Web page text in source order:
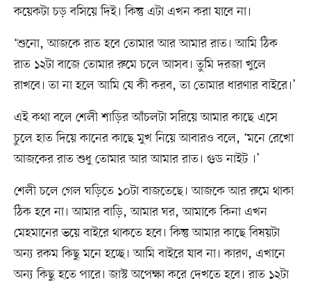
কয়েকটা চড় বসিয়ে দিই। কিন্তু এটা এখন করা যাবে না।
‘শুনো, আজকে রাত হবে তোমার আর আমার রাত। আমি ঠিক
রাত ১২টা বাজে তোমার রুমে চলে আসব। তুমি দরজা খুলে
রাখবে। তা না হলে আমি যে কী করব, তা তোমার ধারণার বাইরে।’
এই কথা বলে শেলী শাড়ির আঁচলটা সরিয়ে আমার কাছে এসে
চুলে হাত দিয়ে কানের কাছে মুখ নিয়ে আবারও বলে, ‘মনে রেখো
আজকের রাত শুধু তোমার আর আমার রাত। গুড নাইট ।’
শেলী চলে গেল ঘড়িতে ১০টা বাজতেছে। আজকে আর রুমে থাকা
ঠিক হবে না। আমার বাড়ি, আমার ঘর, আমাকে কিনা এখন
মেহমানের ভয়ে বাইরে থাকতে হবে। কিন্তু আমার কাছে বিষয়টা
অন্য রকম কিছু মনে হচ্ছে। আমি বাইরে যাব না। কারণ, এখানে
অন্য কিছু হতে পারে। জাস্ট অপেক্ষা করে দেখতে হবে। রাত ১২টা